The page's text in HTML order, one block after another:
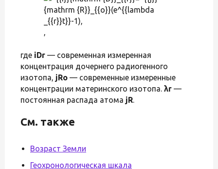
,
где iDr — современная измеренная
концентрация дочернего радиогенного
изотопа, jRo — современные измеренные
концентрации материнского изотопа. λr —
постоянная распада атома jR.
См. также
Возраст Земли
Геохронологическая шкала